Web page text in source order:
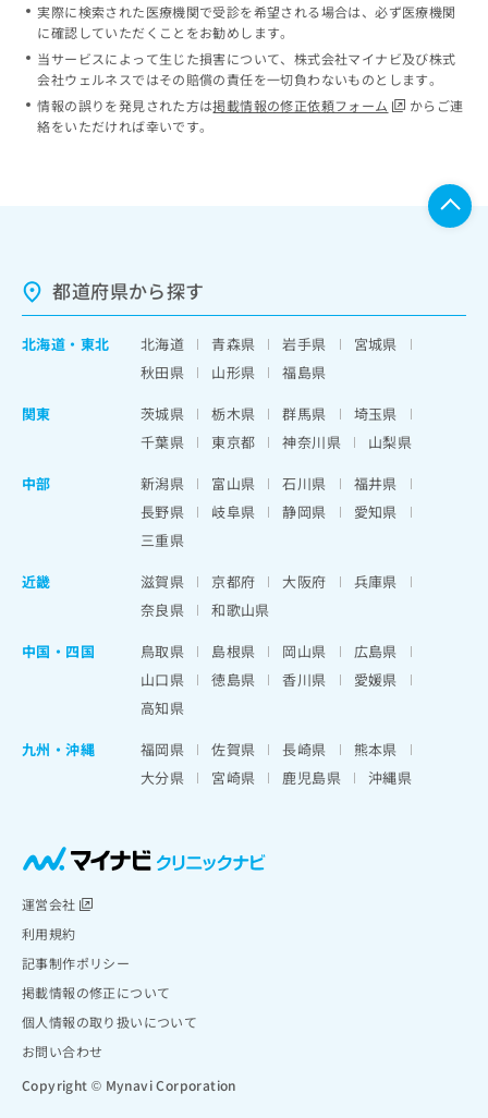
実際に検索された医療機関で受診を希望される場合は、必ず医療機関
に確認していただくことをお勧めします。
当サービスによって生じた損害について、株式会社マイナビ及び株式
会社ウェルネスではその賠償の責任を一切負わないものとします。
情報の誤りを発見された方は掲載情報の修正依頼フォーム
からご連
絡をいただければ幸いです。
都道府県から探す
北海道 ・ 東北 北海道 青森県 岩手県
宮城県
秋田県
山形県
福島県
関東
茨城県 栃木県 群馬県
埼玉県
千葉県
東京都 神奈川県
山梨県
中部
新潟県 富山県 石川県
福井県
長野県
岐阜県 静岡県
愛知県
三重県
近畿
滋賀県 京都府 大阪府
兵庫県
奈良県
和歌山県
中国・四国
鳥取県 島根県 岡山県
広島県
山口県
徳島県 香川県
愛媛県
高知県
九州・沖縄
福岡県 佐賀県 長崎県
熊本県
大分県
宮崎県 鹿児島県 沖縄県
運営会社
利用規約
記事制作ポリシー
掲載情報の修正について
個人情報の取り扱いについて
お問い合わせ
Copyright © Mynavi Corporation